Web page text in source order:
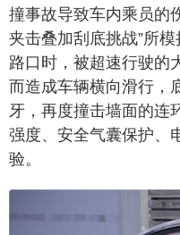
撞事故导致车内乘员的
夹击叠加刮底挑战”所
路口时，被超速行驶的
而造成车辆横向滑行，
牙，再度撞击墙面的连
强度、安全气囊保护、
验。